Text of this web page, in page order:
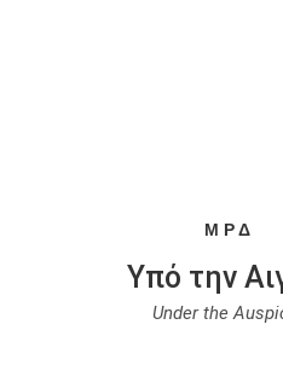
ΜΡΔ
Υπό την
Under the